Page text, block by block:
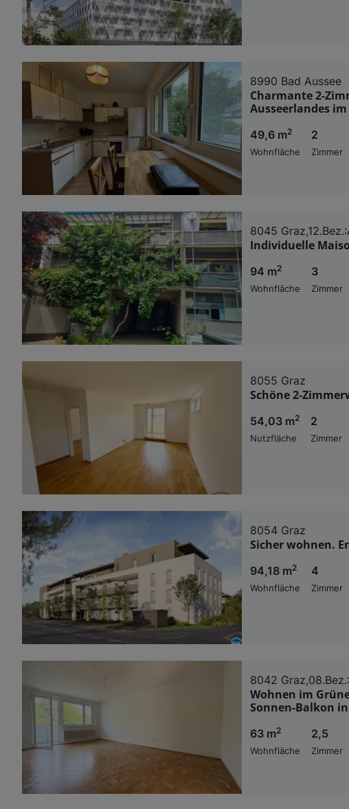
8990 Bad Aussee
Charmante 2-
Ausseerlandes
49,6 m2
Wohnfläche
2
Zimmer
8045
Individuelle
94 m2
Wohnfläche
3
Zimmer
8055 Graz
Schöne 2-
54,03 m2
Nutzfläche
2
Zimmer
8054 Graz
Sicher wohnen.
94,18 m2
Wohnfläche
4
Zimmer
8042
Wohnen im
Sonnen-Balkon
63 m2
Wohnfläche
2,5
Zimmer